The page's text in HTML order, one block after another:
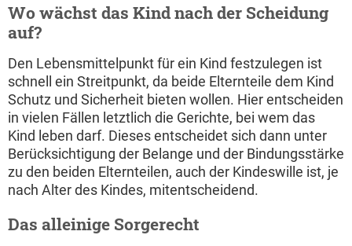
Wo wächst das Kind nach der Scheidung
auf?
Den Lebensmittelpunkt für ein Kind festzulegen ist
schnell ein Streitpunkt, da beide Elternteile dem Kind
Schutz und Sicherheit bieten wollen. Hier entscheiden
in vielen Fällen letztlich die Gerichte, bei wem das
Kind leben darf. Dieses entscheidet sich dann unter
Berücksichtigung der Belange und der Bindungsstärke
zu den beiden Elternteilen, auch der Kindeswille ist, je
nach Alter des Kindes, mitentscheidend.
Das alleinige Sorgerecht